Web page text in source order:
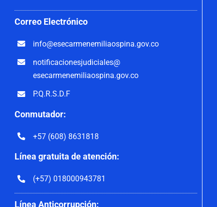
Correo Electrónico
info@esecarmenemiliaospina.gov.co
notificacionesjudiciales@
esecarmenemiliaospina.gov.co
P.Q.R.S.D.F
Conmutador:
+57 (608) 8631818
Línea gratuita de atención:
(+57) 018000943781
Línea Anticorrupción: